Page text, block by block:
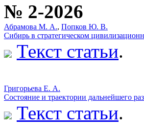
№ 2-2026
Абрамова М. А., Попков Ю. В.
Сибирь в стратегическом
Текст статьи.
Григорьева Е. А.
Состояние и траектории дальнейшего
Текст статьи.